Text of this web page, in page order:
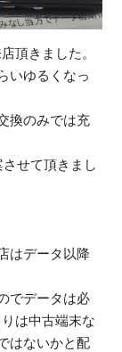
頂きました。
いゆるくなっ
換のみでは充
せて頂きまし
はデータ以降
でデータは必
は中古端末な
はないかと配